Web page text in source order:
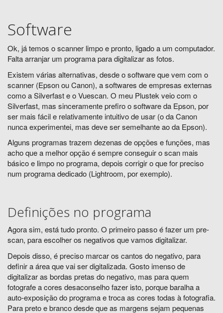
Software
Ok, já temos o scanner limpo e pronto, ligado a um computador.
Falta arranjar um programa para digitalizar as fotos.
Existem várias alternativas, desde o software que vem com o
scanner (Epson ou Canon), a softwares de empresas externas
como a Silverfast e o Vuescan. O meu Plustek veio com o
Silverfast, mas sinceramente prefiro o software da Epson, por
ser mais fácil e relativamente intuitivo de usar (o da Canon
nunca experimentei, mas deve ser semelhante ao da Epson).
Alguns programas trazem dezenas de opções e funções, mas
acho que a melhor opção é sempre conseguir o scan mais
básico e limpo no programa, depois corrigir o que for preciso
num programa dedicado (Lightroom, por exemplo).
Definições no programa
Agora sim, está tudo pronto. O primeiro passo é fazer um pre-
scan, para escolher os negativos que vamos digitalizar.
Depois disso, é preciso marcar os cantos do negativo, para
definir a área que vai ser digitalizada. Gosto imenso de
digitalizar as bordas pretas do negativo, mas para quem
fotografe a cores desaconselho fazer isto, porque baralha a
auto-exposição do programa e troca as cores todas à fotografia.
Para preto e branco desde que as margens sejam pequenas